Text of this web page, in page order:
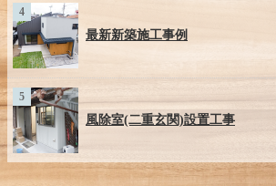
最新新築施工事例
風除室(二重玄関)設置工事